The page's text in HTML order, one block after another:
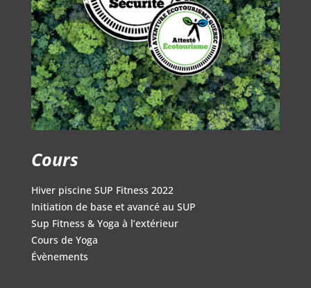
Cours
Hiver piscine SUP Fitness 2022
Initiation de base et avancé au SUP
Sup Fitness & Yoga à l’extérieur
Cours de Yoga
Évènements